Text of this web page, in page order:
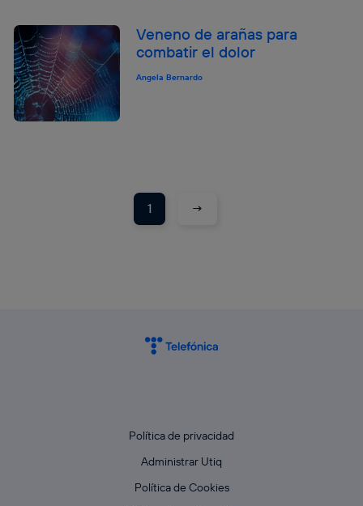
Veneno de arañas para
combatir el dolor
Angela Bernardo
1 →
Política de privacidad
Administrar Utiq
Política de Cookies